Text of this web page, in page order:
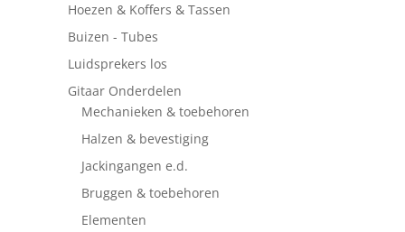
Hoezen & Koffers & Tassen
Buizen - Tubes
Luidsprekers los
Gitaar Onderdelen
Mechanieken & toebehoren
Halzen & bevestiging
Jackingangen e.d.
Bruggen & toebehoren
Elementen